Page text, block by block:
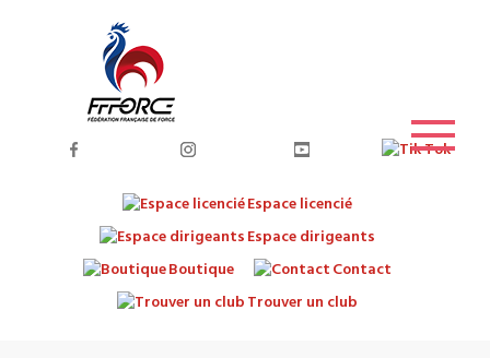
Espace licencié
Espace dirigeants
Boutique
Contact
Trouver un club